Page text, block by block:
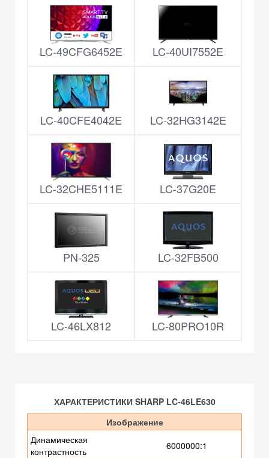
LC-49CFG6452E LC-40UI7552E
LC-40CFE4042E LC-32HG3142E
LC-32CHE5111E LC-37G20E
PN-325 LC-32FB500
LC-46LX812 LC-80PRO10R
ХАРАКТЕРИСТИКИ SHARP LC-46LE630
Изображение
Динамическая
контрастность
6000000:1